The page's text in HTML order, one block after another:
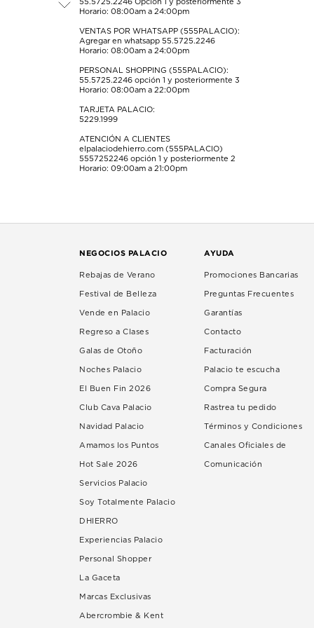
de
de
de
de
de
envío.
55.5725.2246 Opción 1 y posteriormente 3
Horario: 08:00am a 24:00pm
VENTAS POR WHATSAPP (555PALACIO):
Agregar en whatsapp 55.5725.2246
Horario: 08:00am a 24:00pm
PERSONAL SHOPPING (555PALACIO):
55.5725.2246 opción 1 y posteriormente 3
Horario: 08:00am a 22:00pm
TARJETA PALACIO:
5229.1999
ATENCIÓN A CLIENTES
elpalaciodehierro.com (555PALACIO)
5557252246 opción 1 y posteriormente 2
Horario: 09:00am a 21:00pm
NEGOCIOS PALACIO
Rebajas de Verano
Festival de Belleza
Vende en Palacio
Regreso a Clases
Galas de Otoño
Noches Palacio
El Buen Fin 2026
Club Cava Palacio
Navidad Palacio
Amamos los Puntos
Hot Sale 2026
Servicios Palacio
Soy Totalmente Palacio
DHIERRO
Experiencias Palacio
Personal Shopper
La Gaceta
Marcas Exclusivas
Abercrombie & Kent
AYUDA
Promociones Bancarias
Preguntas Frecuentes
Garantías
Contacto
Facturación
Palacio te escucha
Compra Segura
Rastrea tu pedido
Términos y Condiciones
Canales Oficiales de
Comunicación